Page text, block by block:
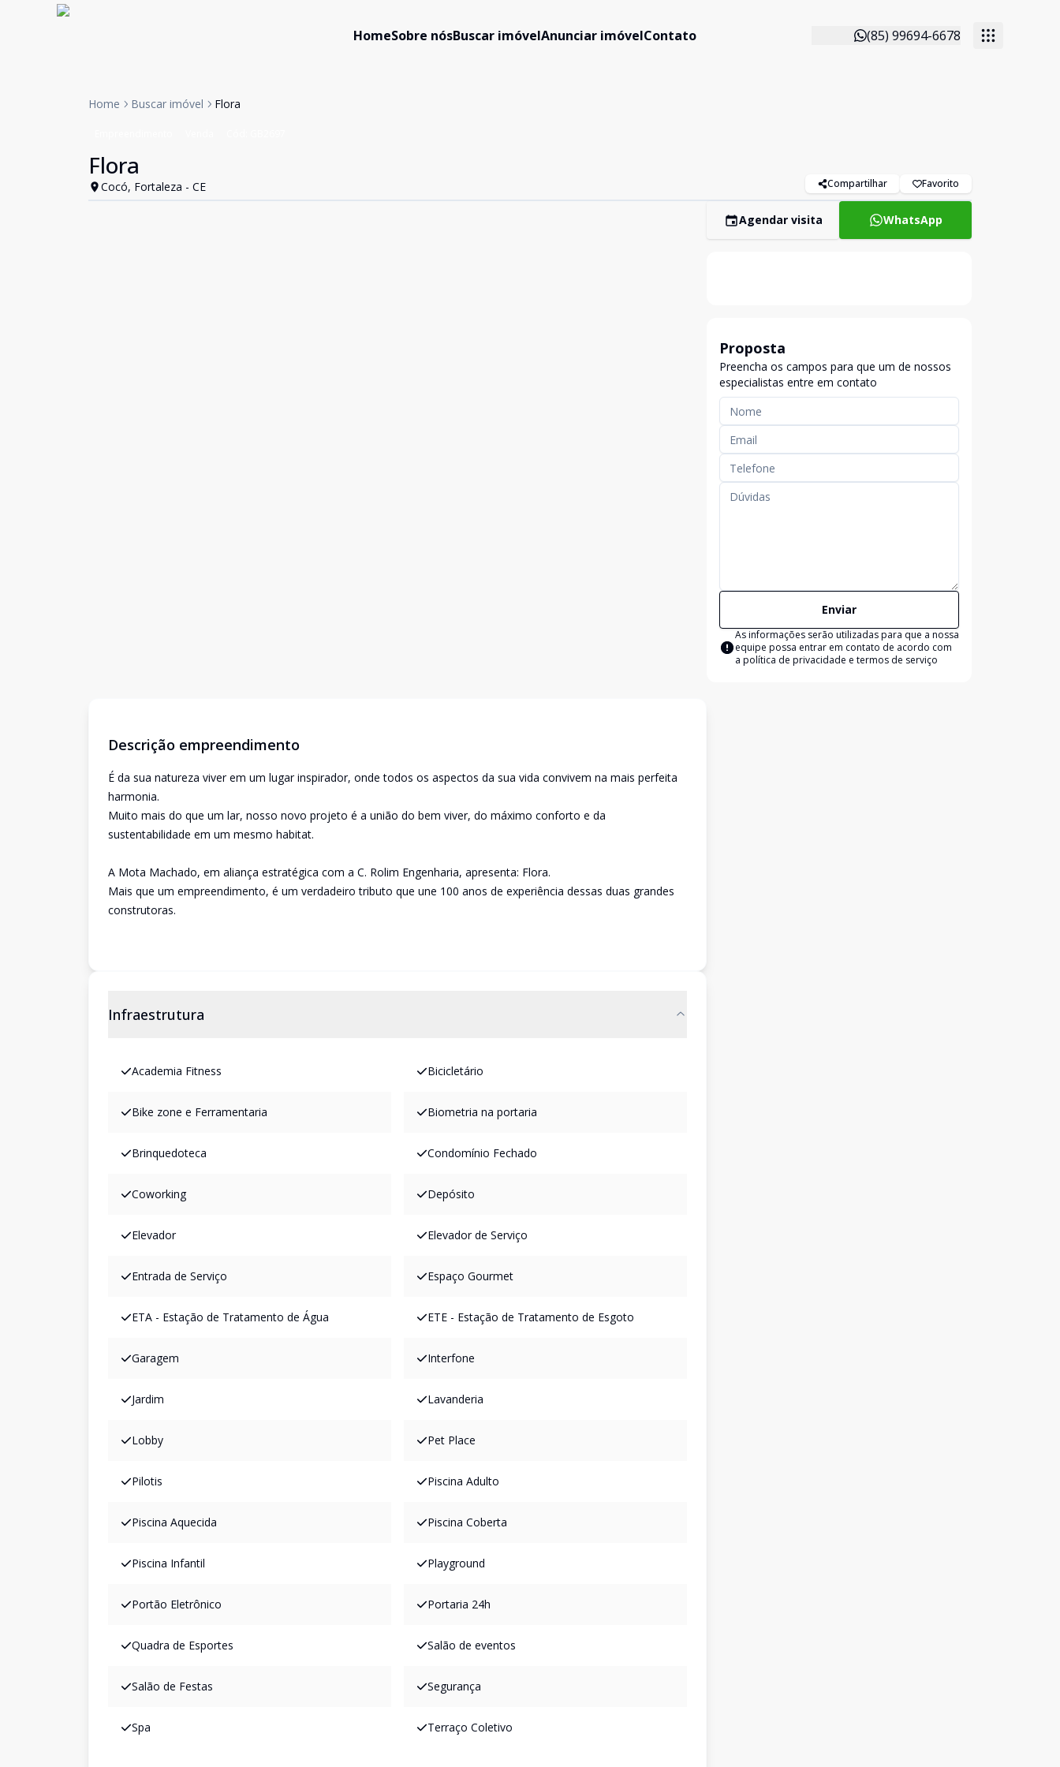
HomeSobre nósBuscar imóvelAnunciar imóvelContato (85) 99694-6678
Home Buscar imóvel Flora
Flora
Cocó, Fortaleza - CE Compartilhar Favorito
Descrição empreendimento
É da sua natureza viver em um lugar inspirador, onde todos os aspectos da sua vida convivem na mais perfeita
harmonia.
Muito mais do que um lar, nosso novo projeto é a união do bem viver, do máximo conforto e da
sustentabilidade em um mesmo habitat.
A Mota Machado, em aliança estratégica com a C. Rolim Engenharia, apresenta: Flora.
Mais que um empreendimento, é um verdadeiro tributo que une 100 anos de experiência dessas duas grandes
construtoras.
Infraestrutura
Academia Fitness Bicicletário
Bike zone e Ferramentaria Biometria na portaria
Brinquedoteca Condomínio Fechado
Coworking Depósito
Elevador Elevador de Serviço
Entrada de Serviço Espaço Gourmet
ETA - Estação de Tratamento de Água ETE - Estação de Tratamento de Esgoto
Garagem Interfone
Jardim Lavanderia
Lobby Pet Place
Pilotis Piscina Adulto
Piscina Aquecida Piscina Coberta
Piscina Infantil Playground
Portão Eletrônico Portaria 24h
Quadra de Esportes Salão de eventos
Salão de Festas Segurança
Spa Terraço Coletivo
Agendar visita WhatsApp
Proposta
Preencha os campos para que um de nossos
especialistas entre em contato
Enviar
As informações serão utilizadas para que a nossa
equipe possa entrar em contato de acordo com
a política de privacidade e termos de serviço